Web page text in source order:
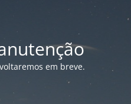
em breve.